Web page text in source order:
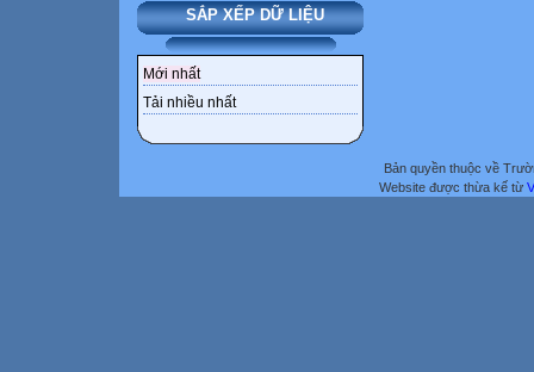
SẮP XẾP DỮ LIỆU
Mới nhất
Tải nhiều nhất
Bản quyền thuộc về
Website được thừa kế từ